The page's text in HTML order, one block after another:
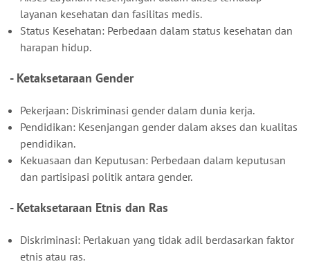
layanan kesehatan dan fasilitas medis.
Status Kesehatan: Perbedaan dalam status kesehatan dan
harapan hidup.
- Ketaksetaraan Gender
Pekerjaan: Diskriminasi gender dalam dunia kerja.
Pendidikan: Kesenjangan gender dalam akses dan kualitas
pendidikan.
Kekuasaan dan Keputusan: Perbedaan dalam keputusan
dan partisipasi politik antara gender.
- Ketaksetaraan Etnis dan Ras
Diskriminasi: Perlakuan yang tidak adil berdasarkan faktor
etnis atau ras.